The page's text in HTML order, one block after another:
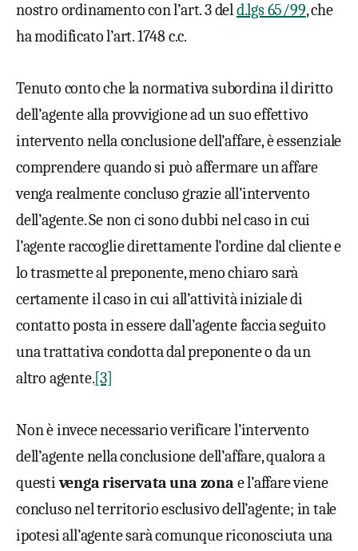
nostro ordinamento con l’art. 3 del d.lgs 65/99, che
ha modificato l’art. 1748 c.c.
Tenuto conto che la normativa subordina il diritto
dell’agente alla provvigione ad un suo effettivo
intervento nella conclusione dell’affare, è essenziale
comprendere quando si può affermare un affare
venga realmente concluso grazie all’intervento
dell’agente. Se non ci sono dubbi nel caso in cui
l’agente raccoglie direttamente l’ordine dal cliente e
lo trasmette al preponente, meno chiaro sarà
certamente il caso in cui all’attività iniziale di
contatto posta in essere dall’agente faccia seguito
una trattativa condotta dal preponente o da un
altro agente.[3]
Non è invece necessario verificare l’intervento
dell’agente nella conclusione dell’affare, qualora a
questi venga riservata una zona e l’affare viene
concluso nel territorio esclusivo dell’agente; in tale
ipotesi all’agente sarà comunque riconosciuta una